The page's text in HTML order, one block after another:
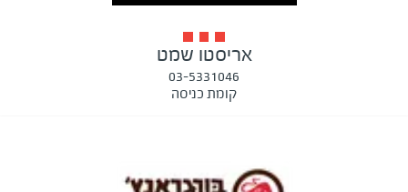
אריסטו שמט
03-5331046
קומת כניסה